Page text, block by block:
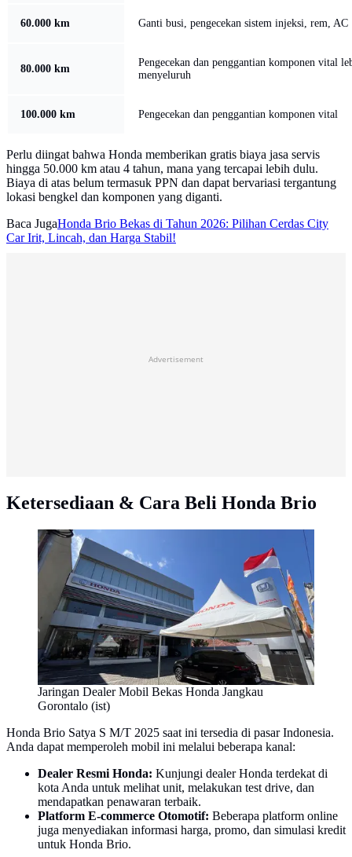
60.000 km Ganti busi, pengecekan sistem injeksi, rem, AC
80.000 km
Pengecekan dan penggantian komponen vital
menyeluruh
100.000 km Pengecekan dan penggantian komponen vital
Perlu diingat bahwa Honda memberikan gratis biaya jasa servis
hingga 50.000 km atau 4 tahun, mana yang tercapai lebih dulu.
Biaya di atas belum termasuk PPN dan dapat bervariasi tergantung
lokasi bengkel dan komponen yang diganti.
Baca JugaHonda Brio Bekas di Tahun 2026: Pilihan Cerdas City
Car Irit, Lincah, dan Harga Stabil!
Advertisement
Ketersediaan & Cara Beli Honda Brio
Jaringan Dealer Mobil Bekas Honda Jangkau
Gorontalo (ist)
Honda Brio Satya S M/T 2025 saat ini tersedia di pasar Indonesia.
Anda dapat memperoleh mobil ini melalui beberapa kanal:
Dealer Resmi Honda: Kunjungi dealer Honda terdekat di
kota Anda untuk melihat unit, melakukan test drive, dan
mendapatkan penawaran terbaik.
Platform E-commerce Otomotif: Beberapa platform online
juga menyediakan informasi harga, promo, dan simulasi kredit
untuk Honda Brio.